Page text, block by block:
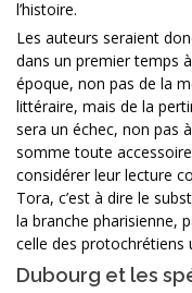
l’histoire.
Les auteurs seraient
dans un premier temps
époque, non pas de la
littéraire, mais de la
sera un échec, non pas
somme toute
considérer leur lecture
Tora, c’est à dire le
la branche pharisienne,
celle des protochrétiens
Dubourg et les